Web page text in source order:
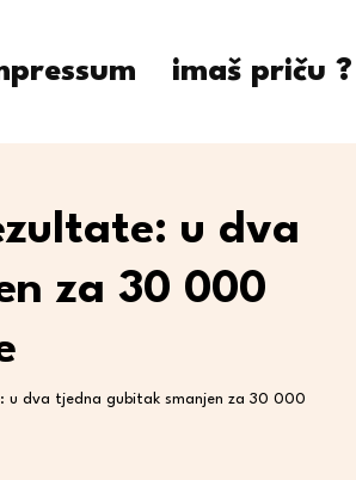
imaš priču ?
u dva
za 30 000
u dva tjedna gubitak smanjen za 30 000